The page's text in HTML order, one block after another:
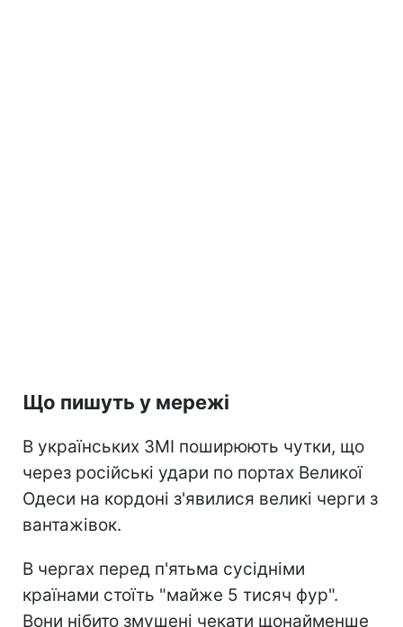
Що пишуть у мережі
В українських ЗМІ поширюють чутки, що
через російські удари по портах Великої
Одеси на кордоні з'явилися великі черги з
вантажівок.
В чергах перед п'ятьма сусідніми
країнами стоїть "майже 5 тисяч фур".
Вони нібито змушені чекати щонайменше